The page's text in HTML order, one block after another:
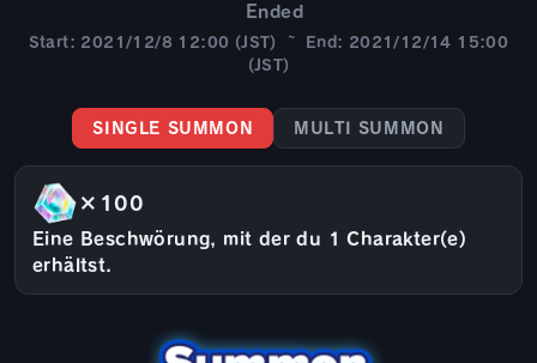
Ended
Start: 2021/12/8 12:00 (JST) ~ End: 2021/12/14 15:00
(JST)
SINGLE SUMMON MULTI SUMMON
×100
Eine Beschwörung, mit der du 1 Charakter(e)
erhältst.